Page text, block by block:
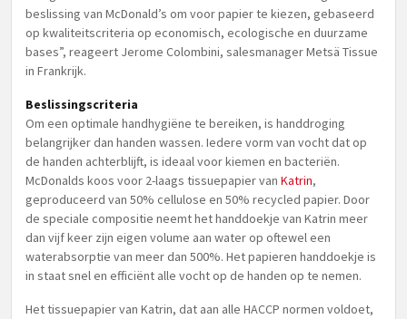
beslissing van McDonald’s om voor papier te kiezen, gebaseerd
op kwaliteitscriteria op economisch, ecologische en duurzame
bases”, reageert Jerome Colombini, salesmanager Metsä Tissue
in Frankrijk.
Beslissingscriteria
Om een optimale handhygiëne te bereiken, is handdroging
belangrijker dan handen wassen. Iedere vorm van vocht dat op
de handen achterblijft, is ideaal voor kiemen en bacteriën.
McDonalds koos voor 2-laags tissuepapier van Katrin,
geproduceerd van 50% cellulose en 50% recycled papier. Door
de speciale compositie neemt het handdoekje van Katrin meer
dan vijf keer zijn eigen volume aan water op oftewel een
waterabsorptie van meer dan 500%. Het papieren handdoekje is
in staat snel en efficiënt alle vocht op de handen op te nemen.
Het tissuepapier van Katrin, dat aan alle HACCP normen voldoet,